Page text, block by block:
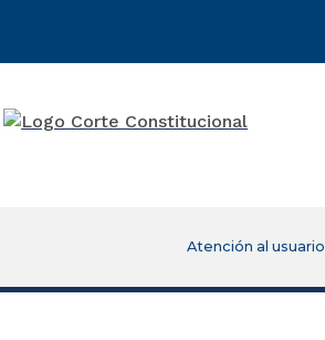
Atención al usuario